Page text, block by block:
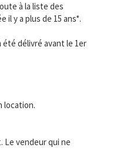
à la liste des
y a plus de 15 ans*.
délivré avant le 1er
location.
Le vendeur qui ne